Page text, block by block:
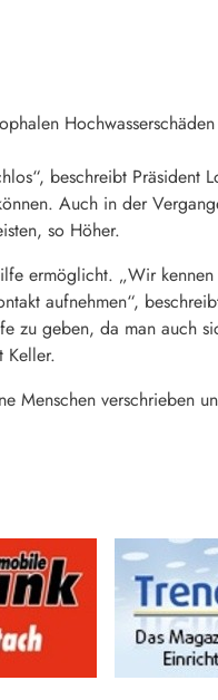
beschreibt Präsident
Auch in der
so Höher.
ermöglicht. „Wir
aufnehmen“,
zu geben, da man auch
Keller.
Menschen verschrieben